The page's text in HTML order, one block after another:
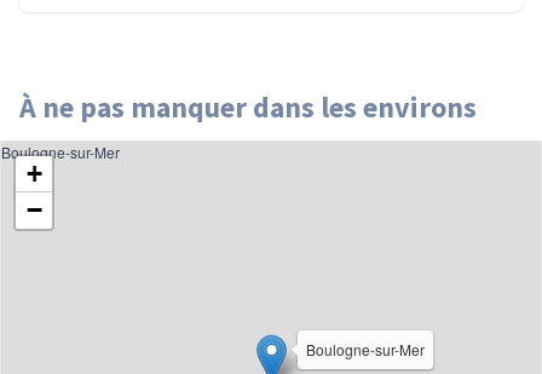
À ne pas manquer dans les environs
Boulogne-sur-Mer
+
−
Boulogne-sur-Mer